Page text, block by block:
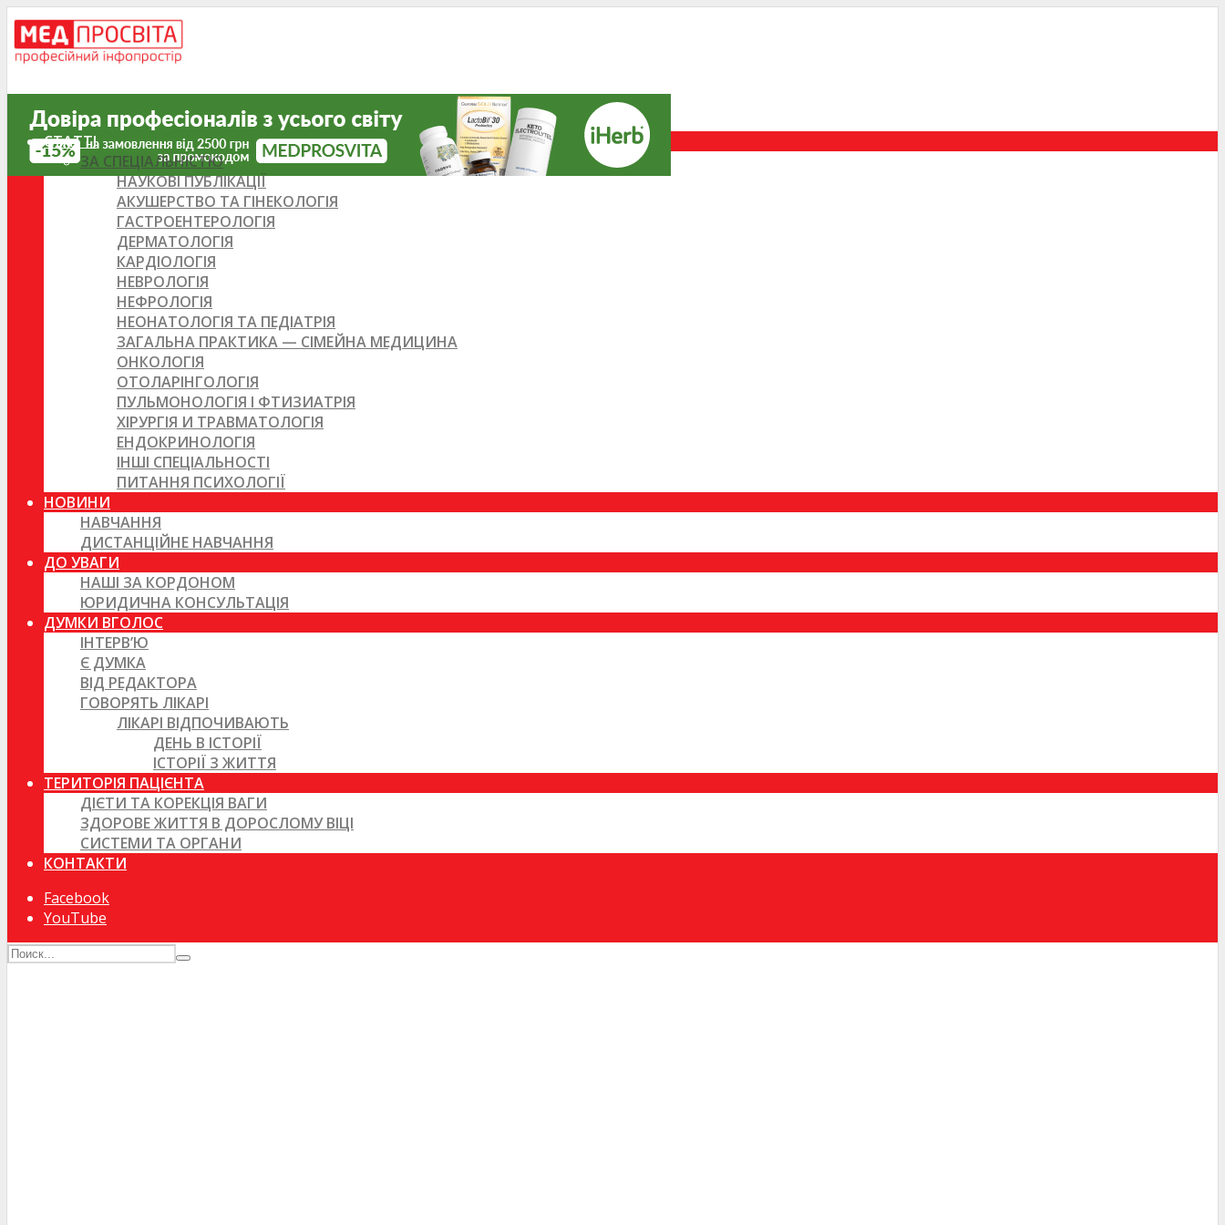
СТАТТІ
ЗА СПЕЦІАЛЬНІСТЮ
НАУКОВІ ПУБЛІКАЦІЇ
АКУШЕРСТВО ТА ГІНЕКОЛОГІЯ
ГАСТРОЕНТЕРОЛОГІЯ
ДЕРМАТОЛОГІЯ
КАРДІОЛОГІЯ
НЕВРОЛОГІЯ
НЕФРОЛОГІЯ
НЕОНАТОЛОГІЯ ТА ПЕДІАТРІЯ
ЗАГАЛЬНА ПРАКТИКА — СІМЕЙНА МЕДИЦИНА
ОНКОЛОГІЯ
ОТОЛАРІНГОЛОГІЯ
ПУЛЬМОНОЛОГІЯ І ФТИЗИАТРІЯ
ХІРУРГІЯ И ТРАВМАТОЛОГІЯ
ЕНДОКРИНОЛОГІЯ
ІНШІ СПЕЦІАЛЬНОСТІ
ПИТАННЯ ПСИХОЛОГІЇ
НОВИНИ
НАВЧАННЯ
ДИСТАНЦІЙНЕ НАВЧАННЯ
ДО УВАГИ
НАШІ ЗА КОРДОНОМ
ЮРИДИЧНА КОНСУЛЬТАЦІЯ
ДУМКИ ВГОЛОС
ІНТЕРВ’Ю
Є ДУМКА
ВІД РЕДАКТОРА
ГОВОРЯТЬ ЛІКАРІ
ЛІКАРІ ВІДПОЧИВАЮТЬ
ДЕНЬ В ІСТОРІЇ
ІСТОРІЇ З ЖИТТЯ
ТЕРИТОРІЯ ПАЦІЄНТА
ДІЄТИ ТА КОРЕКЦІЯ ВАГИ
ЗДОРОВЕ ЖИТТЯ В ДОРОСЛОМУ ВІЦІ
СИСТЕМИ ТА ОРГАНИ
КОНТАКТИ
Facebook
YouTube